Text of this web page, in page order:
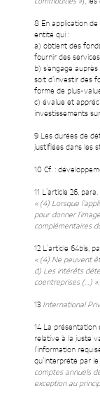
commodities »), les
8 En application de
entité qui :
a) obtient des
fournir des
b) s’engage
soit d’investir des
forme de plus-
c) évalue et
investissements
9 Les durées de
justifiées dans les
10 Cf. :
11 L’article 26,
« (4) Lorsque
pour donner
complémentaires
12 L’article 64bis,
« (4) Ne peuvent
d) Les intérêts
coentreprises (…) ».
13 International
14 La présentation
relative à la juste
l’information
qu’interprété par le
comptes annuels
exception au